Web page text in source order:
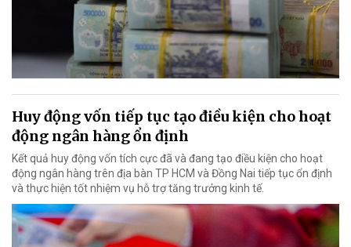
Huy động vốn tiếp tục tạo điều kiện cho hoạt
động ngân hàng ổn định
Kết quả huy động vốn tích cực đã và đang tạo điều kiện cho hoạt
động ngân hàng trên địa bàn TP HCM và Đồng Nai tiếp tục ổn định
và thực hiện tốt nhiệm vụ hỗ trợ tăng trưởng kinh tế.